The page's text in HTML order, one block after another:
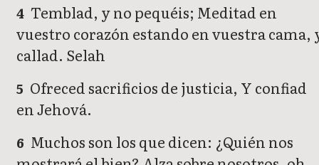
4 Temblad, y no pequéis; Meditad en
vuestro corazón estando en vuestra cama,
callad. Selah
5 Ofreced sacrificios de justicia, Y confiad
en Jehová.
6 Muchos son los que dicen: ¿Quién nos